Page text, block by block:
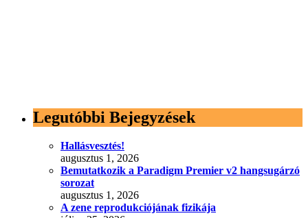
Legutóbbi Bejegyzések
Hallásvesztés!
augusztus 1, 2026
Bemutatkozik a Paradigm Premier v2 hangsugárzó
sorozat
augusztus 1, 2026
A zene reprodukciójának fizikája